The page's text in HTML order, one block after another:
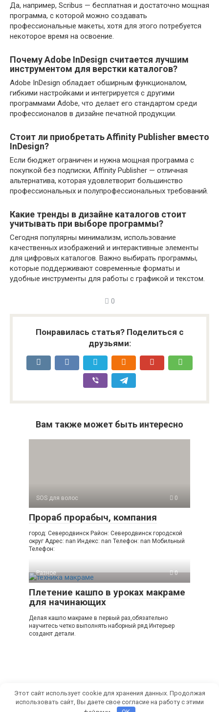
Да, например, Scribus — бесплатная и достаточно мощная
программа, с которой можно создавать
профессиональные макеты, хотя для этого потребуется
некоторое время на освоение.
Почему Adobe InDesign считается лучшим
инструментом для верстки каталогов?
Adobe InDesign обладает обширным функционалом,
гибкими настройками и интегрируется с другими
программами Adobe, что делает его стандартом среди
профессионалов в дизайне печатной продукции.
Стоит ли приобретать Affinity Publisher вместо
InDesign?
Если бюджет ограничен и нужна мощная программа с
покупкой без подписки, Affinity Publisher — отличная
альтернатива, которая удовлетворит большинство
профессиональных и полупрофессиональных требований.
Какие тренды в дизайне каталогов стоит
учитывать при выборе программы?
Сегодня популярны минимализм, использование
качественных изображений и интерактивные элементы
для цифровых каталогов. Важно выбирать программы,
которые поддерживают современные форматы и
удобные инструменты для работы с графикой и текстом.
0
Понравилась статья? Поделиться с
друзьями:
Вам также может быть интересно
SOS для волос 0
Прораб прорабыч, компания
город: Северодвинск Район: Северодвинск городской
округ Адрес: nan Индекс: nan Телефон: nan Мобильный
Телефон:
Разное 0
Плетение кашпо в уроках макраме
для начинающих
Делая кашпо макраме в первый раз,обязательно
научитесь четко выполнять наборный ряд Интерьер
создают детали.
© 2026 СамРуками
Этот сайт использует cookie для хранения данных. Продолжая
использовать сайт, Вы даете свое согласие на работу с этими